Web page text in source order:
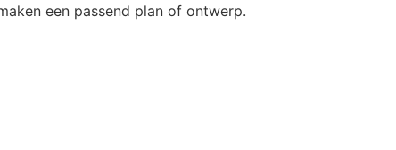
een passend plan of ontwerp.